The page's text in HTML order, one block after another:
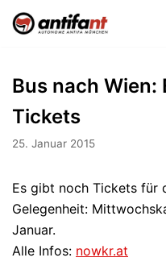
Zum
Inhalt
Bus nach Wien:
Tickets
25. Januar 2015
Es gibt noch Tickets für
Gelegenheit:
Januar.
Alle Infos: nowkr.at